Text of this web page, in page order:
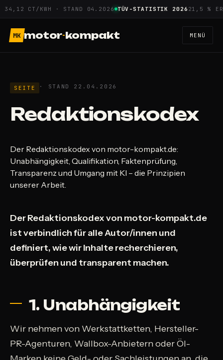
Zum
Inhalt
springen
CT/KWH · STAND 04.2026 TÜV-STATISTIK 202621,5 %
MK motor-kompakt MENÜ
SEITE · STAND 22.04.2026
Redaktionskodex
Der Redaktionskodex von motor-kompakt.de:
Unabhängigkeit, Qualifikation, Faktenprüfung,
Transparenz und Umgang mit KI – die Prinzipien
unserer Arbeit.
Der Redaktionskodex von motor-kompakt.de
ist verbindlich für alle Autor/innen und
definiert, wie wir Inhalte recherchieren,
überprüfen und transparent machen.
1. Unabhängigkeit
Wir nehmen von Werkstattketten, Hersteller-
PR-Agenturen, Wallbox-Anbietern oder Öl-